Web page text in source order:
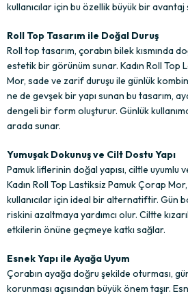
kullanıcılar için bu özellik büyük bir avantaj
Roll Top Tasarım ile Doğal Duruş
Roll top tasarım, çorabın bilek kısmında
estetik bir görünüm sunar. Kadın Roll Top
Mor, sade ve zarif duruşu ile günlük
ne de gevşek bir yapı sunan bu tasarım,
dengeli bir form oluşturur. Günlük
arada sunar.
Yumuşak Dokunuş ve Cilt Dostu Yapı
Pamuk liflerinin doğal yapısı, ciltle uyumlu
Kadın Roll Top Lastiksiz Pamuk Çorap
kullanıcılar için ideal bir alternatiftir. Gün
riskini azaltmaya yardımcı olur. Ciltte
etkilerin önüne geçmeye katkı sağlar.
Esnek Yapı ile Ayağa Uyum
Çorabın ayağa doğru şekilde oturması,
korunması açısından büyük önem taşır.